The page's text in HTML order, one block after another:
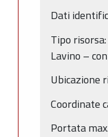
Dati
Tipo
Lavino –
Ubicazione
Coordinate
Portata